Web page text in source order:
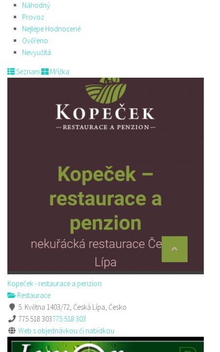
Náhodný
Provoz
Nejlépe Hodnocené
Ověřeno
Nevyužitá
Seznam Mřížka
Kopeček - restaurace a penzion
Restaurace
5. Května 1403/72, Česká Lípa, Česko
775 518 303775 518 303
Web s objednávkou či nabídkou